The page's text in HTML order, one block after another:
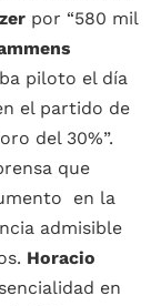
por “580 mil
piloto el día
el partido de
del 30%”.
que
en la
admisible
Horacio
en